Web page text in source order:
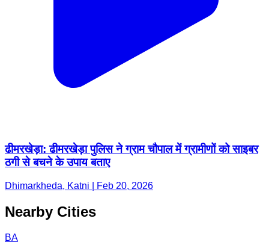
ढीमरखेड़ा: ढीमरखेड़ा पुलिस ने ग्राम चौपाल में ग्रामीणों को साइबर
ठगी से बचने के उपाय बताए
Dhimarkheda, Katni | Feb 20, 2026
Nearby Cities
BA